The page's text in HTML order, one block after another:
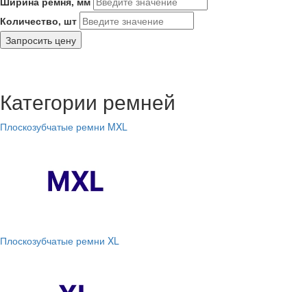
Количество, шт
Запросить цену
Категории ремней
Плоскозубчатые ремни MXL
Плоскозубчатые ремни XL